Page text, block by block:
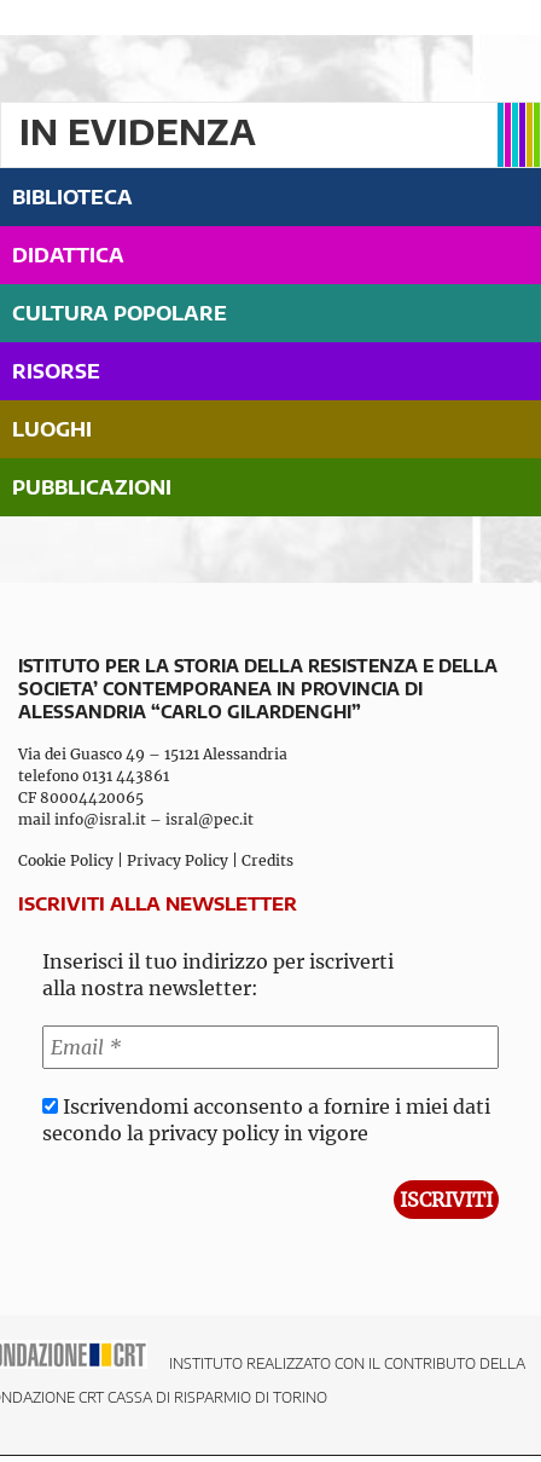
IN EVIDENZA
BIBLIOTECA
DIDATTICA
CULTURA POPOLARE
RISORSE
LUOGHI
PUBBLICAZIONI
ISTITUTO PER LA STORIA DELLA RESISTENZA E DELLA
SOCIETA’ CONTEMPORANEA IN PROVINCIA DI
ALESSANDRIA “CARLO GILARDENGHI”
Via dei Guasco 49 – 15121 Alessandria
telefono 0131 443861
CF 80004420065
mail info@isral.it – isral@pec.it
Cookie Policy Privacy Policy Credits
ISCRIVITI ALLA NEWSLETTER
Inserisci il tuo indirizzo per iscriverti
alla nostra newsletter:
Iscrivendomi acconsento a fornire i miei dati
secondo la privacy policy in vigore
INSTITUTO REALIZZATO CON IL CONTRIBUTO DELLA
CRT CASSA DI RISPARMIO DI TORINO